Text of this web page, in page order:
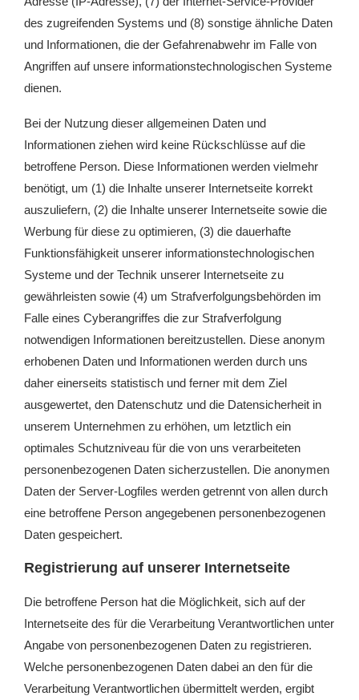
des zugreifenden Systems und (8) sonstige ähnliche Daten
und Informationen, die der Gefahrenabwehr im Falle von
Angriffen auf unsere informationstechnologischen Systeme
dienen.
Bei der Nutzung dieser allgemeinen Daten und
Informationen ziehen wird keine Rückschlüsse auf die
betroffene Person. Diese Informationen werden vielmehr
benötigt, um (1) die Inhalte unserer Internetseite korrekt
auszuliefern, (2) die Inhalte unserer Internetseite sowie die
Werbung für diese zu optimieren, (3) die dauerhafte
Funktionsfähigkeit unserer informationstechnologischen
Systeme und der Technik unserer Internetseite zu
gewährleisten sowie (4) um Strafverfolgungsbehörden im
Falle eines Cyberangriffes die zur Strafverfolgung
notwendigen Informationen bereitzustellen. Diese anonym
erhobenen Daten und Informationen werden durch uns
daher einerseits statistisch und ferner mit dem Ziel
ausgewertet, den Datenschutz und die Datensicherheit in
unserem Unternehmen zu erhöhen, um letztlich ein
optimales Schutzniveau für die von uns verarbeiteten
personenbezogenen Daten sicherzustellen. Die anonymen
Daten der Server-Logfiles werden getrennt von allen durch
eine betroffene Person angegebenen personenbezogenen
Daten gespeichert.
Registrierung auf unserer Internetseite
Die betroffene Person hat die Möglichkeit, sich auf der
Internetseite des für die Verarbeitung Verantwortlichen unter
Angabe von personenbezogenen Daten zu registrieren.
Welche personenbezogenen Daten dabei an den für die
Verarbeitung Verantwortlichen übermittelt werden, ergibt